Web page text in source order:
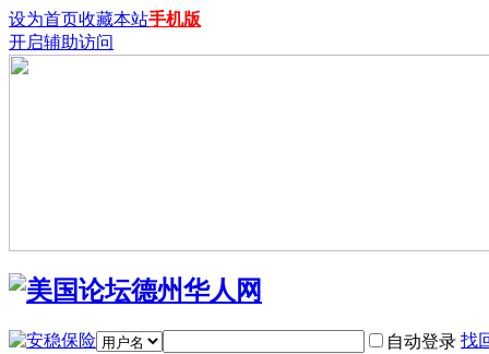
设为首页收藏本站手机版
开启辅助访问
自动登录 找